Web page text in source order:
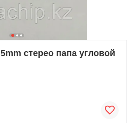
стерео папа угловой